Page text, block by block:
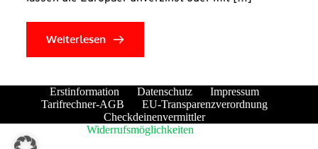
Weiterlesen
Erstinformation Datenschutz
Impressum
Tarifrechner-AGB
EU-Transparenzverordnung
Checkdeinenvermittler
Widerrufsmöglichkeiten